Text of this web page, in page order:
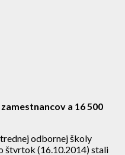
a 16 500
odbornej školy
štvrtok (16.10.2014) stali